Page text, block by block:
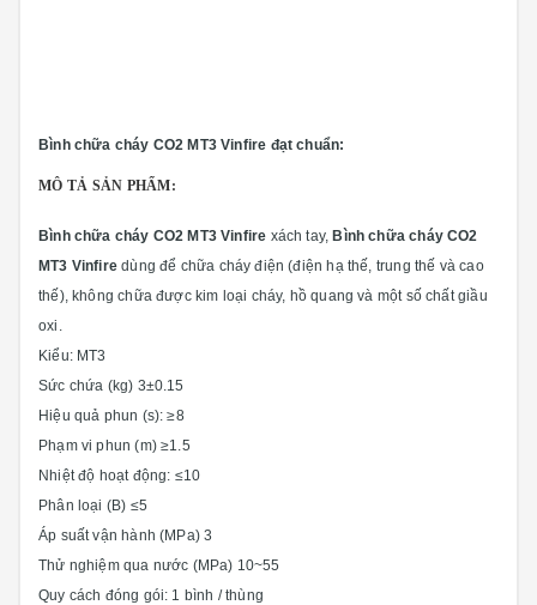
Bình chữa cháy CO2 MT3 Vinfire đạt chuẩn:
MÔ TẢ SẢN PHẨM:
Bình chữa cháy CO2 MT3 Vinfire xách tay, Bình chữa cháy CO2
MT3 Vinfiredùng để chữa cháy điện (điện hạ thế, trung thế và cao
thế), không chữa được kim loại cháy, hồ quang và một số chất giầu
oxi.
Kiểu: MT3
Sức chứa (kg) 3±0.15
Hiệu quả phun (s): ≥8
Phạm vi phun (m) ≥1.5
Nhiệt độ hoạt động: ≤10
Phân loại (B) ≤5
Áp suất vận hành (MPa) 3
Thử nghiệm qua nước (MPa) 10~55
Quy cách đóng gói: 1 bình / thùng